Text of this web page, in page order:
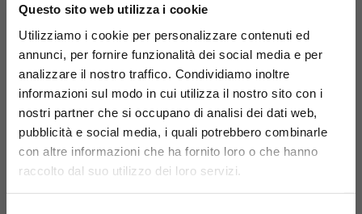
Questo sito web utilizza i cookie
Utilizziamo i cookie per personalizzare contenuti ed
annunci, per fornire funzionalità dei social media e per
analizzare il nostro traffico. Condividiamo inoltre
informazioni sul modo in cui utilizza il nostro sito con i
nostri partner che si occupano di analisi dei dati web,
pubblicità e social media, i quali potrebbero combinarle
con altre informazioni che ha fornito loro o che hanno
raccolto dal suo utilizzo dei loro servizi.